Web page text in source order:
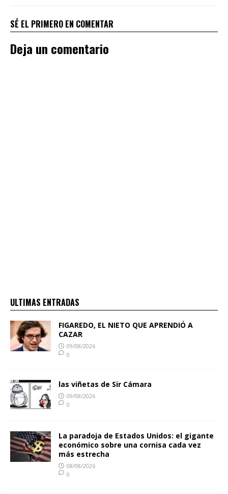
SÉ EL PRIMERO EN COMENTAR
Deja un comentario
ULTIMAS ENTRADAS
FIGAREDO, EL NIETO QUE APRENDIÓ A
CAZAR
09/08/2026
0
las viñetas de Sir Cámara
09/08/2026
0
La paradoja de Estados Unidos: el gigante
económico sobre una cornisa cada vez
más estrecha
08/08/2026
0